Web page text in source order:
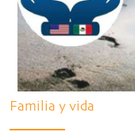
Familia y vida